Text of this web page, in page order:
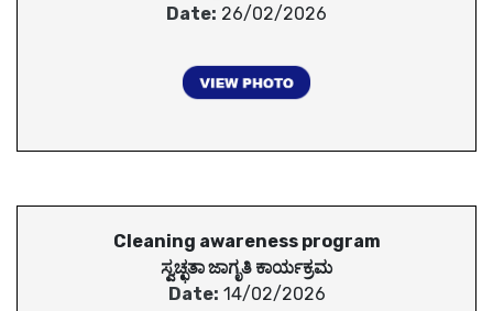
Date: 26/02/2026
Cleaning awareness program
ಸ್ವಚ್ಛತಾ ಜಾಗೃತಿ ಕಾರ್ಯಕ್ರಮ
Date: 14/02/2026